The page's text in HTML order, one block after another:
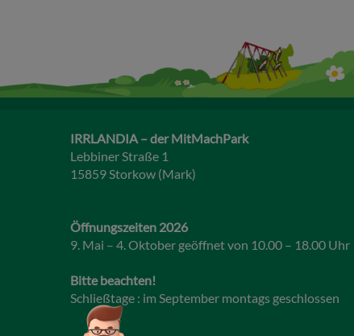
IRRLANDIA – der MitMachPark
Lebbiner Straße 1
15859 Storkow (Mark)
Öffnungszeiten 2026
9. Mai – 4. Oktober geöffnet von 10.00 – 18.00 Uhr
Bitte beachten!
Schließtage : im September montags geschlossen